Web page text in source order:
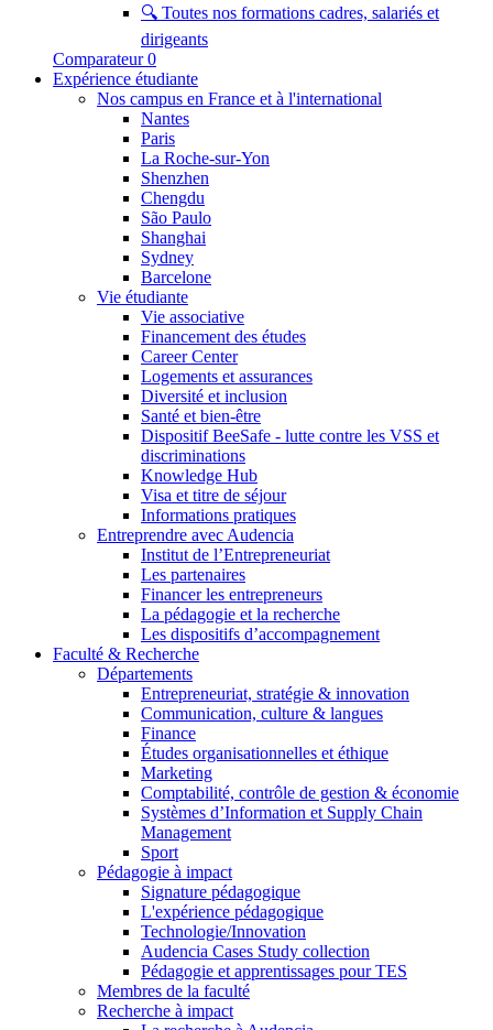
🔍 Toutes nos formations cadres, salariés et
dirigeants
Comparateur 0
Expérience étudiante
Nos campus en France et à l'international
Nantes
Paris
La Roche-sur-Yon
Shenzhen
Chengdu
São Paulo
Shanghai
Sydney
Barcelone
Vie étudiante
Vie associative
Financement des études
Career Center
Logements et assurances
Diversité et inclusion
Santé et bien-être
Dispositif BeeSafe - lutte contre les VSS et
discriminations
Knowledge Hub
Visa et titre de séjour
Informations pratiques
Entreprendre avec Audencia
Institut de l’Entrepreneuriat
Les partenaires
Financer les entrepreneurs
La pédagogie et la recherche
Les dispositifs d’accompagnement
Faculté & Recherche
Départements
Entrepreneuriat, stratégie & innovation
Communication, culture & langues
Finance
Études organisationnelles et éthique
Marketing
Comptabilité, contrôle de gestion & économie
Systèmes d’Information et Supply Chain
Management
Sport
Pédagogie à impact
Signature pédagogique
L'expérience pédagogique
Technologie/Innovation
Audencia Cases Study collection
Pédagogie et apprentissages pour TES
Membres de la faculté
Recherche à impact